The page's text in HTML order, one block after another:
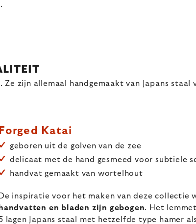
. Ze zijn allemaal handgemaakt van Japans
Forged Katai
✓ geboren uit de golven van de zee
✓ delicaat met de hand gesmeed voor subtiele
✓ handvat gemaakt van wortelhout
De inspiratie voor het maken van deze collectie
handvatten en bladen zijn gebogen. Het
lagen Japans staal met hetzelfde type hamer